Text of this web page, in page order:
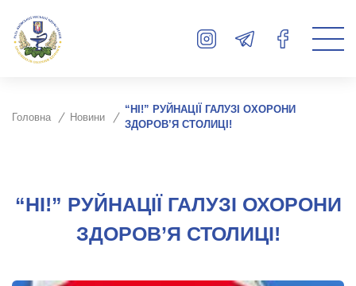
Головна Новини
“НІ!” РУЙНАЦІЇ ГАЛУЗІ ОХОРОНИ
ЗДОРОВ’Я СТОЛИЦІ!
“НІ!” РУЙНАЦІЇ ГАЛУЗІ ОХОРОНИ
ЗДОРОВ’Я СТОЛИЦІ!